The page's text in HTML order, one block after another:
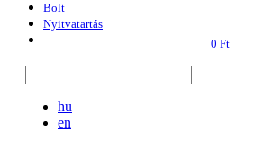
Bolt
Nyitvatartás
0 Ft
hu
en